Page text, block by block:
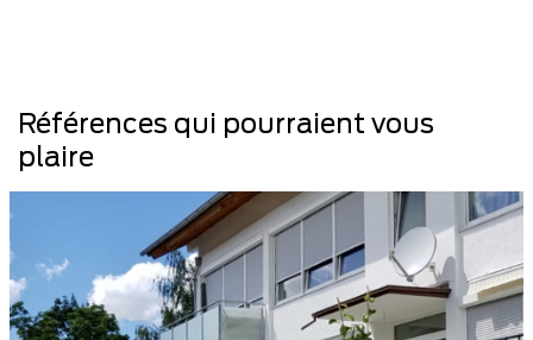
Références qui pourraient vous
plaire